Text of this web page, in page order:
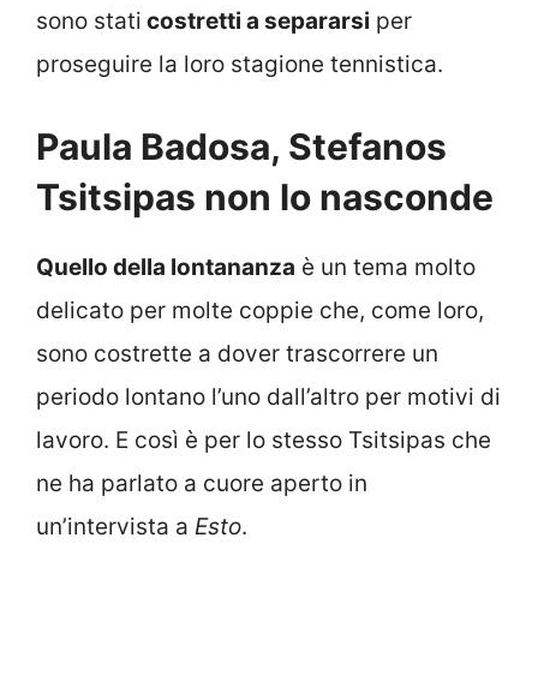
sono stati costretti a separarsi per
proseguire la loro stagione tennistica.
Paula Badosa, Stefanos
Tsitsipas non lo nasconde
Quello della lontananza è un tema molto
delicato per molte coppie che, come loro,
sono costrette a dover trascorrere un
periodo lontano l’uno dall’altro per motivi di
lavoro. E così è per lo stesso Tsitsipas che
ne ha parlato a cuore aperto in
un’intervista a Esto.